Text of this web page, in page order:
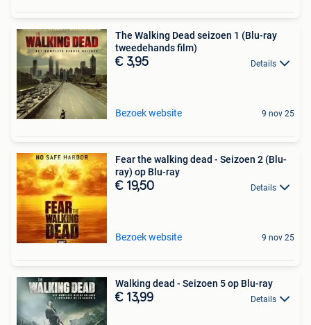
The Walking Dead seizoen 1 (Blu-ray
tweedehands film)
€ 3,95 Details
Bezoek website 9 nov 25
Fear the walking dead - Seizoen 2 (Blu-
ray) op Blu-ray
€ 19,50 Details
Bezoek website 9 nov 25
Walking dead - Seizoen 5 op Blu-ray
€ 13,99 Details